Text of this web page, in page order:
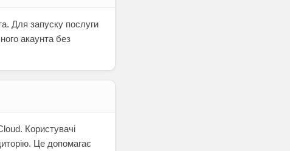
Для запуску послуги
акаунта без
Користувачі
Це допомагає